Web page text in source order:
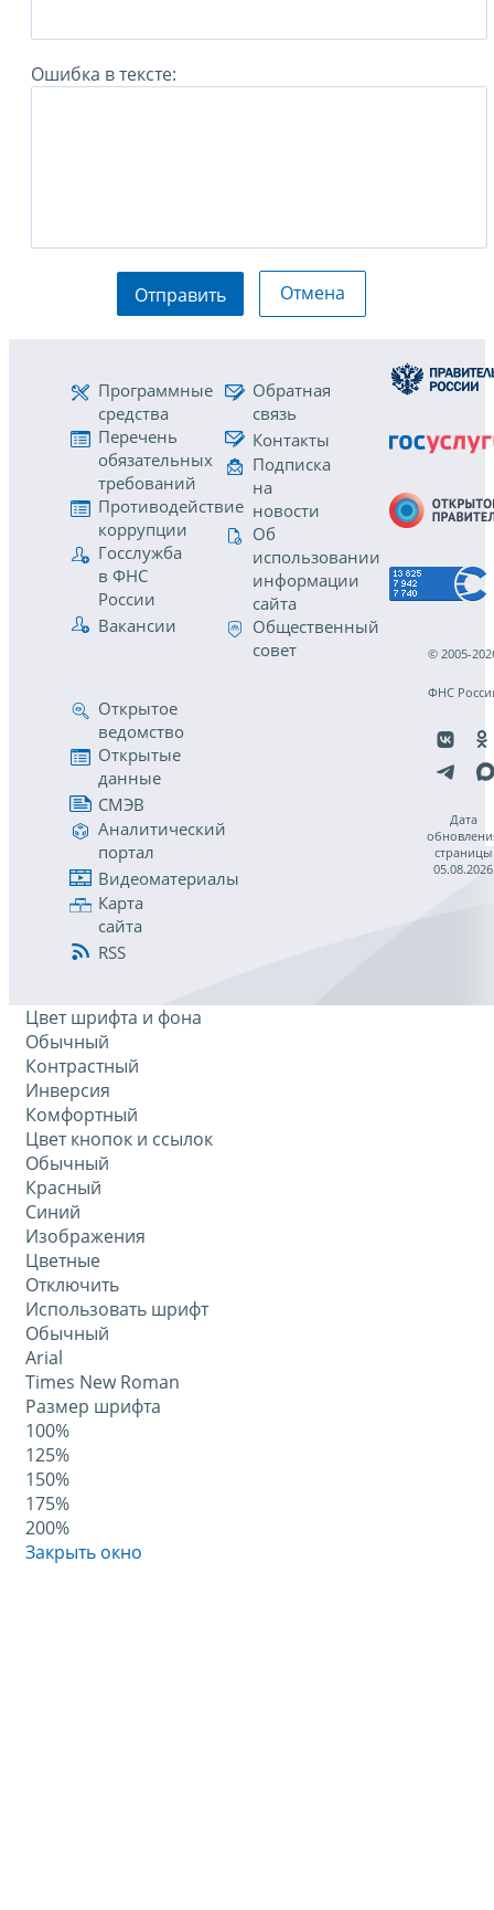
Ошибка в тексте:
Отправить Отмена
Программные
средства
Перечень
обязательных
требований
Противодействие
коррупции
Госслужба
в ФНС
России
Вакансии
Обратная
связь
Контакты
Подписка
на
новости
Об
использовании
информации
сайта
Общественный
совет
Открытое
ведомство
Открытые
данные
СМЭВ
Аналитический
портал
Видеоматериалы
Карта
сайта
RSS
© 2005-
ФНС
Дата
страницы
05.08.2026
Цвет шрифта и фона
Обычный
Контрастный
Инверсия
Комфортный
Цвет кнопок и ссылок
Обычный
Красный
Синий
Изображения
Цветные
Отключить
Использовать шрифт
Обычный
Arial
Times New Roman
Размер шрифта
100%
125%
150%
175%
200%
Закрыть окно